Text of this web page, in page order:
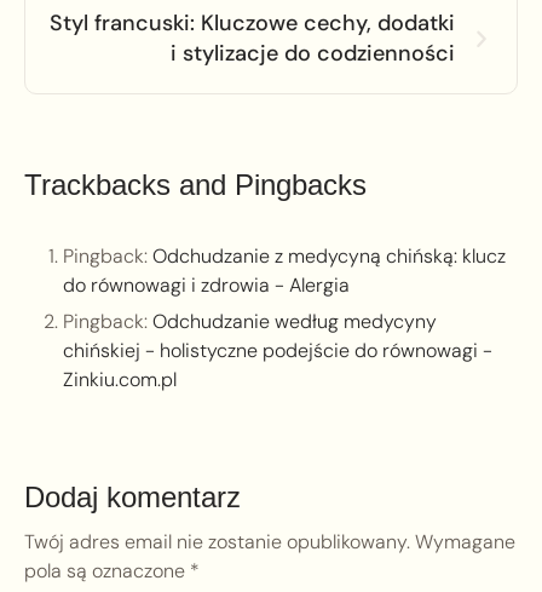
Styl francuski: Kluczowe cechy, dodatki
i stylizacje do codzienności
Trackbacks and Pingbacks
Pingback:Odchudzanie z medycyną chińską: klucz
do równowagi i zdrowia - Alergia
Pingback:Odchudzanie według medycyny
chińskiej - holistyczne podejście do równowagi -
Zinkiu.com.pl
Dodaj komentarz
Twój adres email nie zostanie opublikowany.Wymagane
pola są oznaczone *